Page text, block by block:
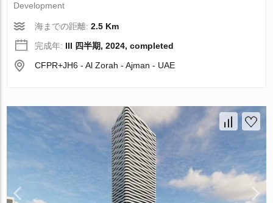
Development
海までの距離:2.5 Km
完成年: III 四半期, 2024, completed
CFPR+JH6 - Al Zorah - Ajman - UAE